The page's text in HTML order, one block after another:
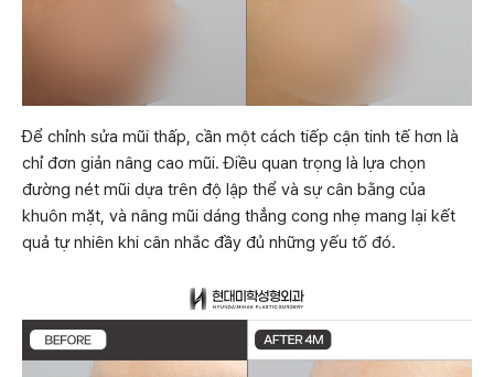
Để chỉnh sửa mũi thấp, cần một cách tiếp cận tinh tế hơn là
chỉ đơn giản nâng cao mũi. Điều quan trọng là lựa chọn
đường nét mũi dựa trên độ lập thể và sự cân bằng của
khuôn mặt, và nâng mũi dáng thẳng cong nhẹ mang lại kết
quả tự nhiên khi cân nhắc đầy đủ những yếu tố đó.